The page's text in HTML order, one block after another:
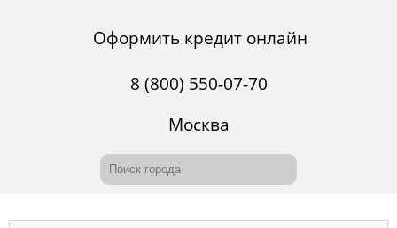
Оформить кредит онлайн
8 (800) 550-07-70
Москва